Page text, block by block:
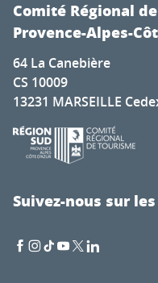
Comité Régional
Provence-Alpes-
64 La Canebière
CS 10009
13231 MARSEILLE
Suivez-nous sur